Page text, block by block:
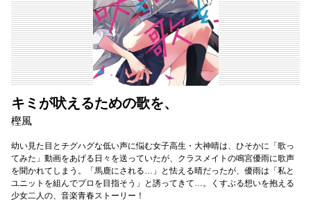
キミが吠えるための歌を、
樫風
幼い見た目とチグハグな低い声に悩む女子高生・大神晴は、ひそかに「歌っ
てみた」動画をあげる日々を送っていたが、クラスメイトの鳴宮優雨に歌声
を聞かれてしまう。「馬鹿にされる…」と怯える晴だったが、優雨は「私と
ユニットを組んでプロを目指そう」と誘ってきて…。くすぶる想いを抱える
少女二人の、音楽青春ストーリー！